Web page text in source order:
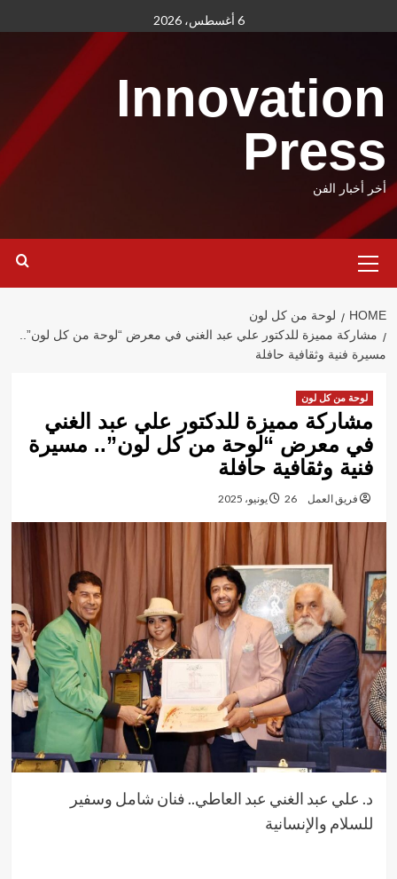
to
6 أغسطس، 2026
Innovation
Press
أخر أخبار الفن
Menu
HOME
لوحة من كل لون
مشاركة مميزة للدكتور علي عبد الغني في معرض “لوحة من كل لون”..
مسيرة فنية وثقافية حافلة
لوحة من كل لون
مشاركة مميزة للدكتور علي عبد الغني
في معرض “لوحة من كل لون”.. مسيرة
فنية وثقافية حافلة
فريق العمل 26 يونيو، 2025
د. علي عبد الغني عبد العاطي.. فنان شامل وسفير
للسلام والإنسانية